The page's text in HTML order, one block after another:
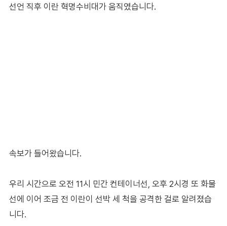
선언 직후 이란 혁명수비대가 움직였습니다.
속보가 들어왔습니다.
우리 시간으로 오전 11시 민간 컨테이너선, 오후 2시경 또 화물
선에 이어 조금 전 이란이 선박 세 척을 공격한 걸로 알려졌습
니다.